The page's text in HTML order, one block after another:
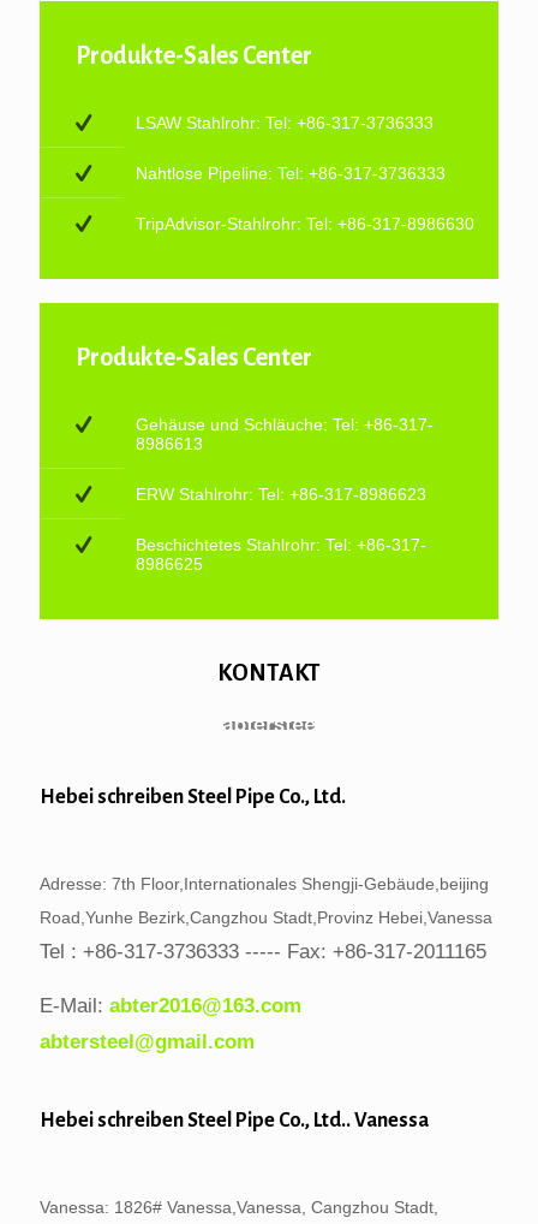
Produkte-Sales Center
LSAW Stahlrohr: Tel: +86-317-3736333
Nahtlose Pipeline: Tel: +86-317-3736333
TripAdvisor-Stahlrohr: Tel: +86-317-8986630
Produkte-Sales Center
Gehäuse und Schläuche: Tel: +86-317-
8986613
ERW Stahlrohr: Tel: +86-317-8986623
Beschichtetes Stahlrohr: Tel: +86-317-
8986625
KONTAKT
Hebei schreiben Steel Pipe Co., Ltd.
Adresse: 7th Floor,Internationales Shengji-Gebäude,beijing
Road,Yunhe Bezirk,Cangzhou Stadt,Provinz Hebei,Vanessa
Tel : +86-317-3736333 ----- Fax: +86-317-2011165
E-Mail: abter2016@163.com
abtersteel@gmail.com
Hebei schreiben Steel Pipe Co., Ltd.. Vanessa
Vanessa: 1826# Vanessa,Vanessa, Cangzhou Stadt,